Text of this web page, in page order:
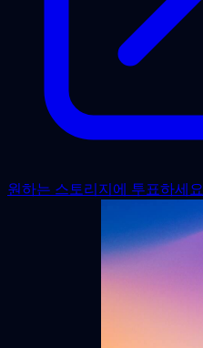
원하는 스토리지에 투표하세요